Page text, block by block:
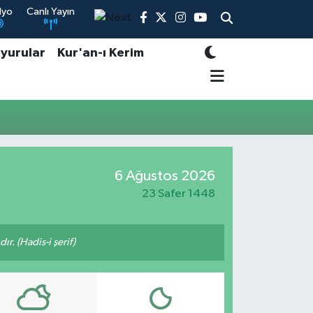
Canlı Yayın
Kur'an-ı Kerim
6 Ağustos 2026
23 Safer 1448
(Hadis-i şerif)